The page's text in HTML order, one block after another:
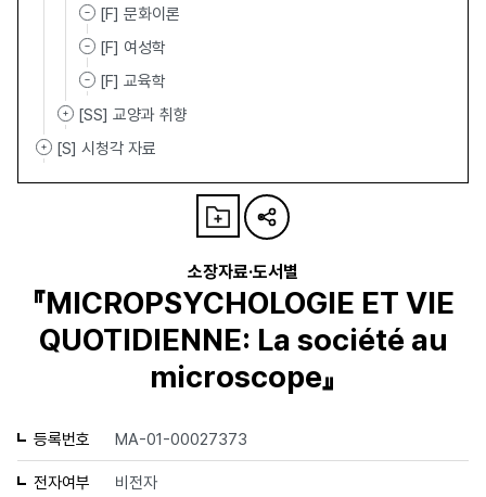
[F] 문화이론
[F] 여성학
[F] 교육학
[SS] 교양과 취향
[S] 시청각 자료
소장자료·도서별
『MICROPSYCHOLOGIE ET VIE
QUOTIDIENNE: La société au
microscope』
등록번호 MA-01-00027373
전자여부 비전자